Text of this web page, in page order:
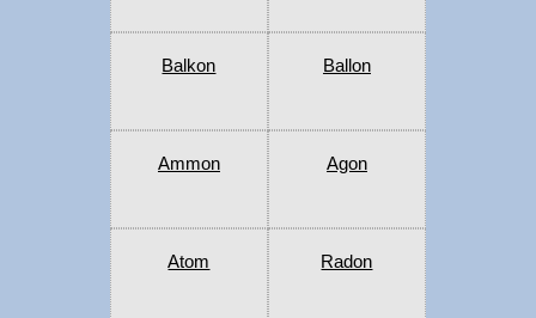
Balkon Ballon
Ammon Agon
Atom Radon